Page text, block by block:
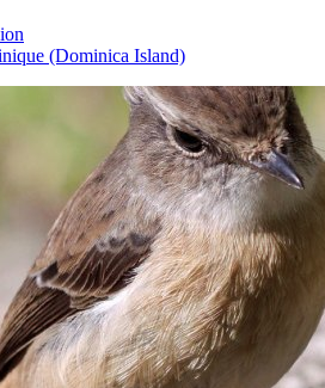
(Dominica Island)